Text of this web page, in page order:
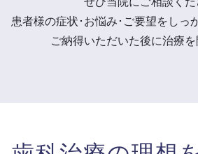
患者様の症状･お悩み･ご要望をしっ
ご納得いただいた後に治療を